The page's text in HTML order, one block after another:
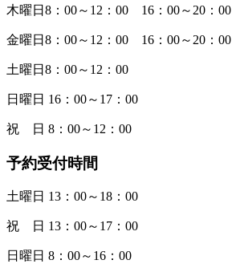
木曜日8：00～12：00 16：00～20：00
金曜日8：00～12：00 16：00～20：00
土曜日8：00～12：00
日曜日 16：00～17：00
祝 日 8：00～12：00
予約受付時間
土曜日 13：00～18：00
祝 日 13：00～17：00
日曜日 8：00～16：00